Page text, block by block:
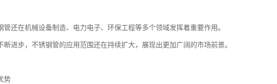
管还在机械设备制造、电力电子、环保工程等多个领域发挥着重要作用。
断进步，不锈钢管的应用范围还在持续扩大，展现出更加广阔的市场前景。
势